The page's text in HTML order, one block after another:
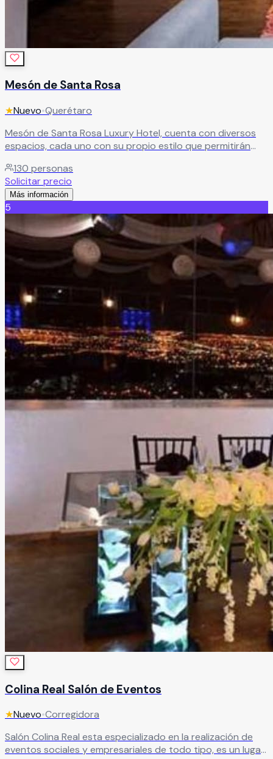
Mesón de Santa Rosa
★Nuevo•Querétaro
Mesón de Santa Rosa Luxury Hotel, cuenta con diversos
espacios, cada uno con su propio estilo que permitirán
en su mejor opción en la ciudad de Querétaro.
130 personas
Solicitar precio
Más información
5
Colina Real Salón de Eventos
★Nuevo•Corregidora
Salón Colina Real esta especializado en la realización de
eventos sociales y empresariales de todo tipo, es un lugar